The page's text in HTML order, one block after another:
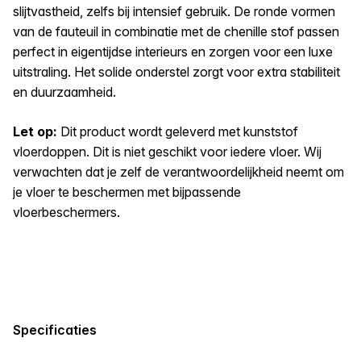
slijtvastheid, zelfs bij intensief gebruik. De ronde vormen
van de fauteuil in combinatie met de chenille stof passen
perfect in eigentijdse interieurs en zorgen voor een luxe
uitstraling. Het solide onderstel zorgt voor extra stabiliteit
en duurzaamheid.
Let op: Dit product wordt geleverd met kunststof
vloerdoppen. Dit is niet geschikt voor iedere vloer. Wij
verwachten dat je zelf de verantwoordelijkheid neemt om
je vloer te beschermen met bijpassende
vloerbeschermers.
Specificaties